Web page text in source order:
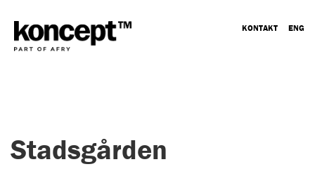
KONTAKT ENG
Stadsgården